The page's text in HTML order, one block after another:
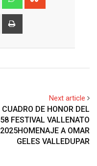
Share
Next article
CUADRO DE HONOR DEL
58 FESTIVAL VALLENATO
2025HOMENAJE A OMAR
GELES VALLEDUPAR